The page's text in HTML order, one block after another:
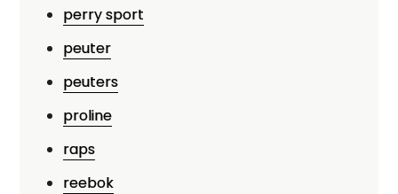
perry sport
peuter
peuters
proline
raps
reebok